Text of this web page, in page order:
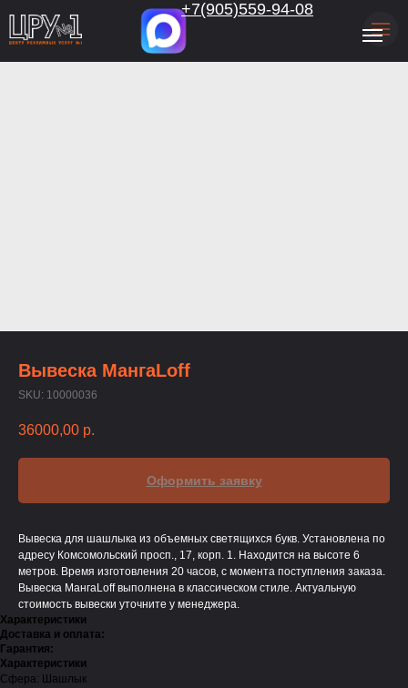
+7(905)559-94-08
Вывеска МангаLoff
SKU: 10000036
36000,00 р.
Оформить заявку
Вывеска для шашлыка из объемных светящихся букв. Установлена по
адресу Комсомольский просп., 17, корп. 1. Находится на высоте 6
метров. Время изготовления 20 часов, с момента поступления заказа.
Вывеска МангаLoff выполнена в классическом стиле. Актуальную
стоимость вывески уточните у менеджера.
Характеристики
Доставка и оплата:
Гарантия:
Характеристики
Сфера: Шашлык